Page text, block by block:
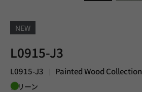
NEW
L0915-J3, Painted Wood, DECO
L0915-J3
L0915-J3 Painted Wood Collection
グリーン